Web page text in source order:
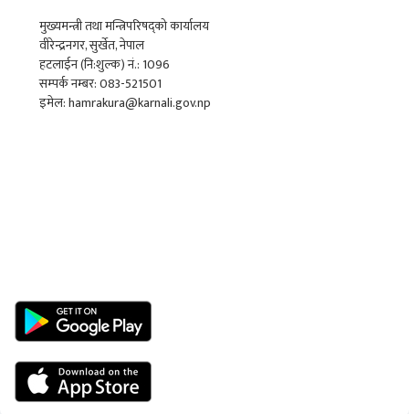
मुख्यमन्त्री तथा मन्त्रिपरिषद्को कार्यालय
वीरेन्द्रनगर, सुर्खेत, नेपाल
हटलाईन (नि:शुल्क) नं.: 1096
सम्पर्क नम्बर: 083-521501
इमेल: hamrakura@karnali.gov.np